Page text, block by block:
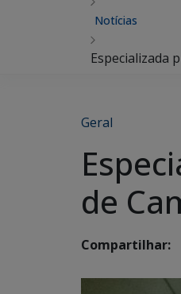
Notícias
Especializada
Geral
de
Compartilhar: